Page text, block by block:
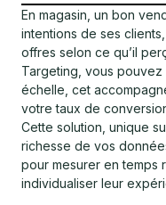
En magasin, un bon
intentions de ses
offres selon ce qu’il
Targeting, vous
échelle, cet
votre taux de
Cette solution, unique
richesse de vos
pour mesurer en temps
individualiser leur